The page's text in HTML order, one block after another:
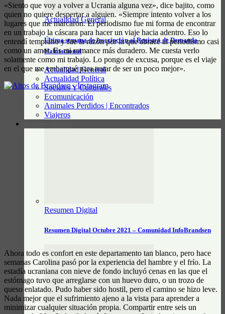
Actualidad General
Última semana de inscripción al Registro de Demanda
Habitacional
Actualidad General
Actualidad Política
Sociales Y Culturales
Ecomunicación
Animales Perdidos | Encontrados
Viajeros
Resumen Digital
Resumen Digital Octubre 2021 – Comunidad InfoBrandsen
«Siento que voy a volver a Ucrania alguna vez», dice bajito, como
quien no quiere despertar a alguien. «Siempre intento volver a los
lugares que me marcaron. El periodismo fue mi forma de encontrar
en un trabajo la cáscara para hacer un viaje hacia adentro. Eso lo
entendí temprano y fue la razón por la que abracé al periodismo casi
como un amor. Es mi romance más duradero. Me cuesta verlo
solamente como mi trabajo. Lo pongo de excusa, porque es el viaje
en el que me embarqué para tratar de ser un poco mejor».
Ahora todo es confort en este departamento tan blanco, pero hace
semanas Carolina pasó por la experiencia del hambre y el frío. La
estadía ucraniana con nieve de fondo incluyó cenas en las que el
estómago tuvo que arreglarse con un huevo duro, o un trozo de
queso enlatado. Pudo haber sido hostil, pero el camino se hizo leve.
Nada mejor que el sufrimiento ajeno a la vista para aprender a
minimizar cualquier situación propia. Compartir entre seis un